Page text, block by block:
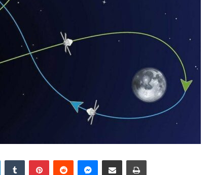
LinkedInTumblr PinterestReddit Messenger
Share via Email Print